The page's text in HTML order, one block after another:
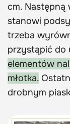
cm. Następną
stanowi
trzeba
przystąpić do
elementów
młotka.
drobnym